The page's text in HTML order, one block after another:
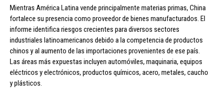
Mientras América Latina vende principalmente materias primas, China
fortalece su presencia como proveedor de bienes manufacturados. El
informe identifica riesgos crecientes para diversos sectores
industriales latinoamericanos debido a la competencia de productos
chinos y al aumento de las importaciones provenientes de ese país.
Las áreas más expuestas incluyen automóviles, maquinaria, equipos
eléctricos y electrónicos, productos químicos, acero, metales, caucho
y plásticos.